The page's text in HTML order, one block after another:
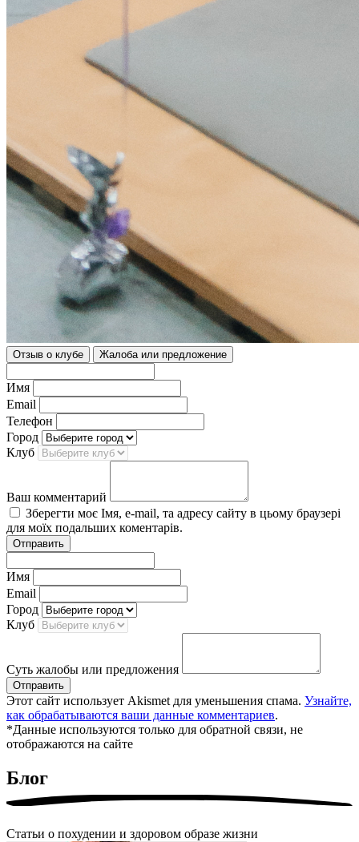
Отзыв о клубе Жалоба или предложение
Имя
Email
Телефон
Город
Клуб
Ваш комментарий
Зберегти моє Імя, e-mail, та адресу сайту в цьому браузері
для моїх подальших коментарів.
Отправить
Имя
Email
Город
Клуб
Суть жалобы или предложения
Отправить
Этот сайт использует Akismet для уменьшения спама. Узнайте,
как обрабатываются ваши данные комментариев.
*Данные используются только для обратной связи, не
отображаются на сайте
Блог
Статьи о похудении и здоровом образе жизни